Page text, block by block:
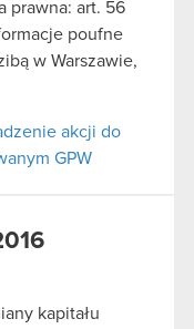
prawna: art. 56
poufne
w Warszawie,
akcji do
GPW
kapitału